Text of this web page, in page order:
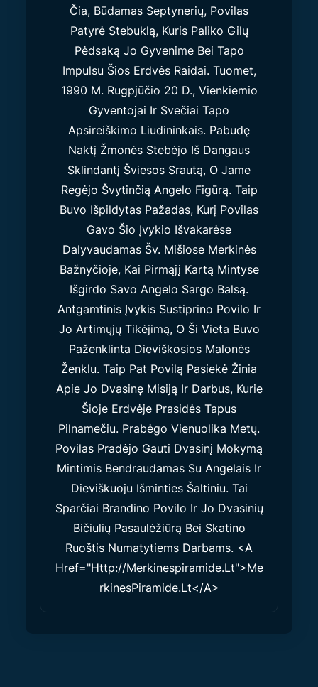
Čia, Būdamas Septynerių, Povilas
Patyrė Stebuklą, Kuris Paliko Gilų
Pėdsaką Jo Gyvenime Bei Tapo
Impulsu Šios Erdvės Raidai. Tuomet,
1990 M. Rugpjūčio 20 D., Vienkiemio
Gyventojai Ir Svečiai Tapo
Apsireiškimo Liudininkais. Pabudę
Naktį Žmonės Stebėjo Iš Dangaus
Sklindantį Šviesos Srautą, O Jame
Regėjo Švytinčią Angelo Figūrą. Taip
Buvo Išpildytas Pažadas, Kurį Povilas
Gavo Šio Įvykio Išvakarėse
Dalyvaudamas Šv. Mišiose Merkinės
Bažnyčioje, Kai Pirmąjį Kartą Mintyse
Išgirdo Savo Angelo Sargo Balsą.
Antgamtinis Įvykis Sustiprino Povilo Ir
Jo Artimųjų Tikėjimą, O Ši Vieta Buvo
Paženklinta Dieviškosios Malonės
Ženklu. Taip Pat Povilą Pasiekė Žinia
Apie Jo Dvasinę Misiją Ir Darbus, Kurie
Šioje Erdvėje Prasidės Tapus
Pilnamečiu. Prabėgo Vienuolika Metų.
Povilas Pradėjo Gauti Dvasinį Mokymą
Mintimis Bendraudamas Su Angelais Ir
Dieviškuoju Išminties Šaltiniu. Tai
Sparčiai Brandino Povilo Ir Jo Dvasinių
Bičiulių Pasaulėžiūrą Bei Skatino
Ruoštis Numatytiems Darbams. <a
Href="http://merkinespiramide.lt">Me
RkinesPiramide.lt</a>